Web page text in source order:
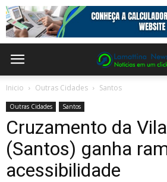
Inicio Outras Cidades Santos
Outras Cidades Santos
Cruzamento da
(Santos) ganha
acessibilidade